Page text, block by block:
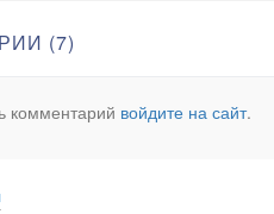
так поспешно.
your life (ё лайф)
(7)
комментарий войдите на сайт.